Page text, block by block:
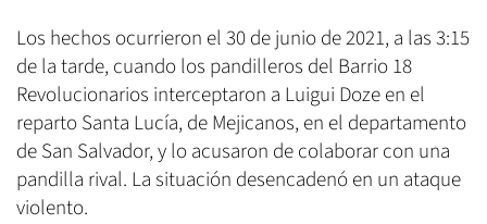
Los hechos ocurrieron el 30 de junio de 2021, a las 3:15
de la tarde, cuando los pandilleros del Barrio 18
Revolucionarios interceptaron a Luigui Doze en el
reparto Santa Lucía, de Mejicanos, en el departamento
de San Salvador, y lo acusaron de colaborar con una
pandilla rival. La situación desencadenó en un ataque
violento.